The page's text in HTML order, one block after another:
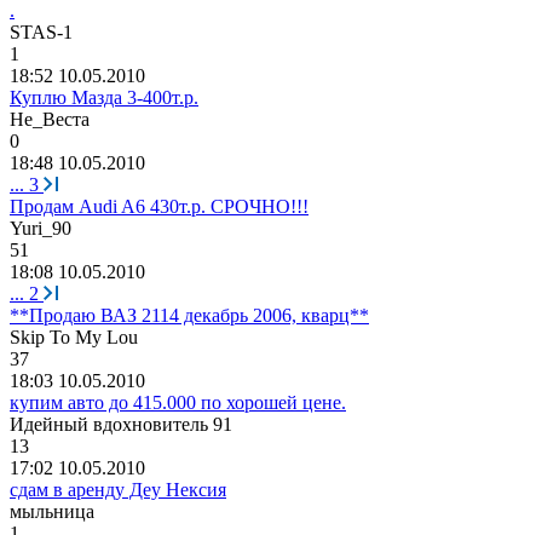
.
STAS-1
1
18:52 10.05.2010
Куплю Мазда 3-400т.р.
Не Веста
0
18:48 10.05.2010
... 3
Продам Audi A6 430т.р. СРОЧНО!!!
Yuri_90
51
18:08 10.05.2010
... 2
**Продаю ВАЗ 2114 декабрь 2006, кварц**
Skip To My Lou
37
18:03 10.05.2010
купим авто до 415.000 по хорошей цене.
Идейный вдохновитель 91
13
17:02 10.05.2010
сдам в аренду Деу Нексия
мыльница